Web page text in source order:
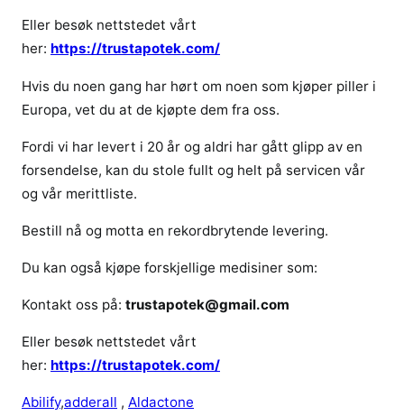
n
e
Eller besøk nettstedet vårt
her: https://trustapotek.com/
Hvis du noen gang har hørt om noen som kjøper piller i
Europa, vet du at de kjøpte dem fra oss.
Fordi vi har levert i 20 år og aldri har gått glipp av en
forsendelse, kan du stole fullt og helt på servicen vår
og vår merittliste.
Bestill nå og motta en rekordbrytende levering.
Du kan også kjøpe forskjellige medisiner som:
Kontakt oss på: trustapotek@gmail.com
Eller besøk nettstedet vårt
her: https://trustapotek.com/
Abilify,adderall , Aldactone